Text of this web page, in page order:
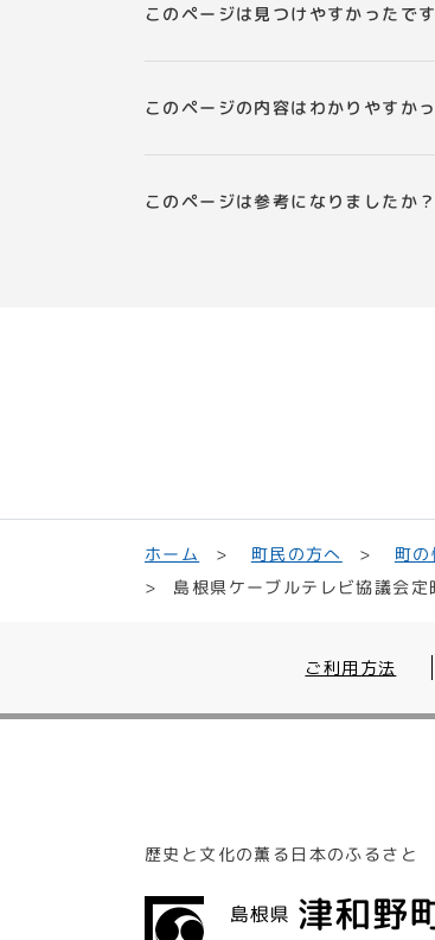
このページは見つけやすかったで
このページの内容はわかりやすか
このページは参考になりましたか？
ホーム 町民の方へ 町
島根県ケーブルテレビ協議会定
ご利用方法
歴史と文化の薫る日本のふるさと